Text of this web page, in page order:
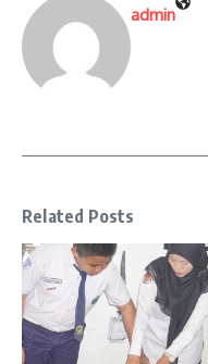
admin
Related Posts